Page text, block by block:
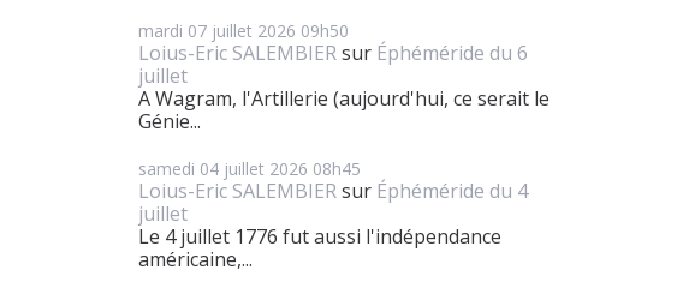
mardi 07 juillet 2026 09h50
Loius-Eric SALEMBIERsur Éphéméride du 6
juillet
A Wagram, l'Artillerie (aujourd'hui, ce serait le
Génie...
samedi 04 juillet 2026 08h45
Loius-Eric SALEMBIERsur Éphéméride du 4
juillet
Le 4 juillet 1776 fut aussi l'indépendance
américaine,...